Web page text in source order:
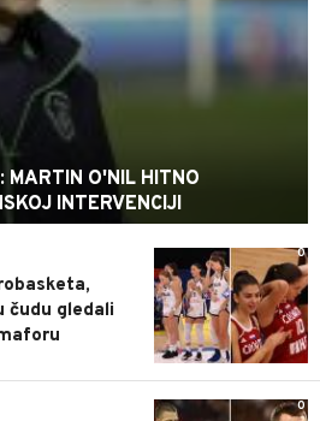
MARTIN O'NIL HITNO
INTERVENCIJI
0
čudu gledali
0